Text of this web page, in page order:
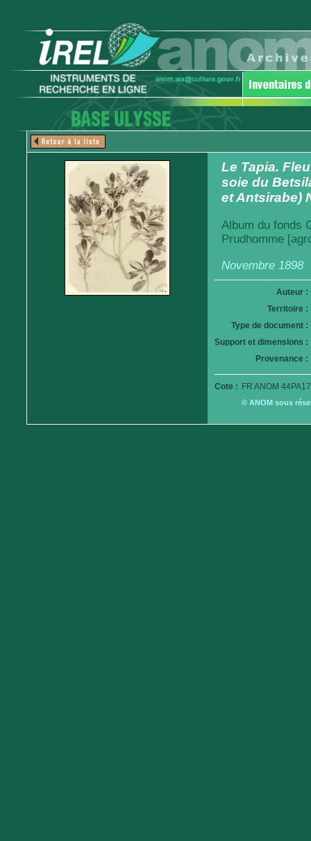
Le Tapia.
soie du
et Antsirabe)
Album du fonds
Prudhomme
Novembre 1898
Auteur :
Territoire :
Type de document :
Support et dimensions :
Provenance :
Cote : FR ANOM
© ANOM sous